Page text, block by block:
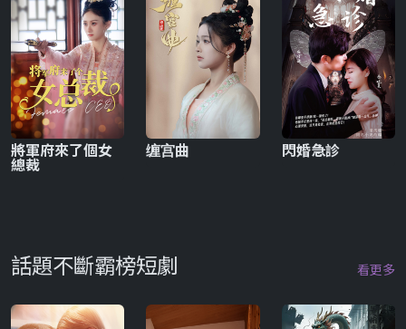
將軍府來了個女
總裁
缠宫曲 閃婚急診
話題不斷霸榜短劇 看更多